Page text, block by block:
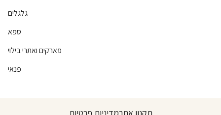
גלגלים
ספא
פארקים ואתרי בילוי
פנאי
מדיניות פרטיותתקנון אתר